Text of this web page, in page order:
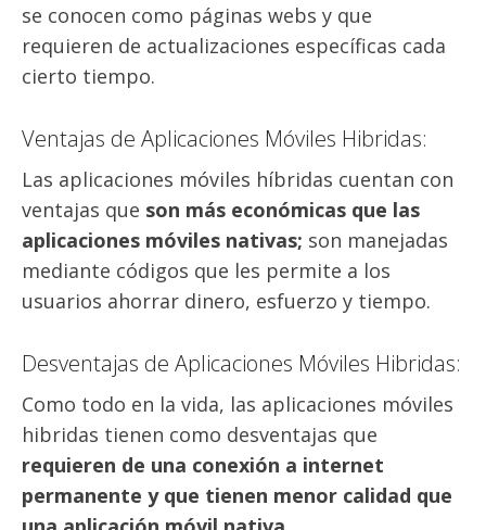
se conocen como páginas webs y que
requieren de actualizaciones específicas cada
cierto tiempo.
Ventajas de Aplicaciones Móviles Hibridas:
Las aplicaciones móviles híbridas cuentan con
ventajas que son más económicas que las
aplicaciones móviles nativas; son manejadas
mediante códigos que les permite a los
usuarios ahorrar dinero, esfuerzo y tiempo.
Desventajas de Aplicaciones Móviles Hibridas:
Como todo en la vida, las aplicaciones móviles
hibridas tienen como desventajas que
requieren de una conexión a internet
permanente y que tienen menor calidad que